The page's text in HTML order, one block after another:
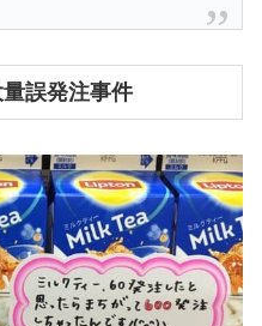
誤発注事件